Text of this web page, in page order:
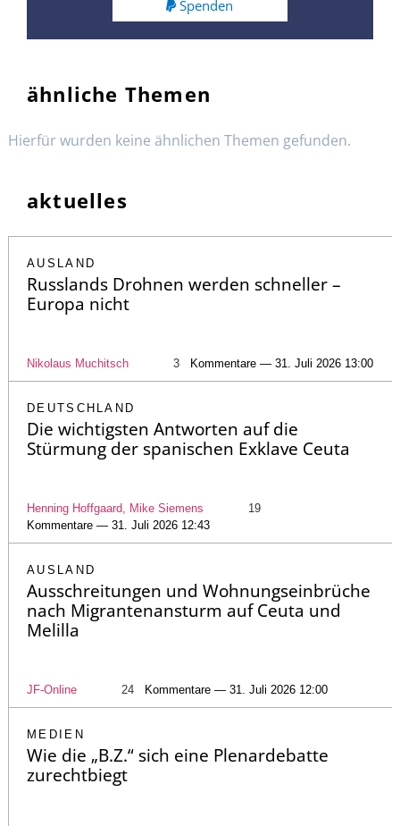
Spenden
ähnliche Themen
Hierfür wurden keine ähnlichen Themen gefunden.
aktuelles
AUSLAND
Russlands Drohnen werden schneller –
Europa nicht
Nikolaus Muchitsch 3 Kommentare — 31. Juli 2026 13:00
DEUTSCHLAND
Die wichtigsten Antworten auf die
Stürmung der spanischen Exklave Ceuta
Henning Hoffgaard, Mike Siemens
19
Kommentare — 31. Juli 2026 12:43
AUSLAND
Ausschreitungen und Wohnungseinbrüche
nach Migrantenansturm auf Ceuta und
Melilla
JF-Online 24 Kommentare — 31. Juli 2026 12:00
MEDIEN
Wie die „B.Z.“ sich eine Plenardebatte
zurechtbiegt